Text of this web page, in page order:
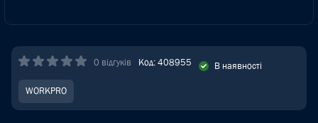
0 відгуків Код: 408955 В наявності
WORKPRO